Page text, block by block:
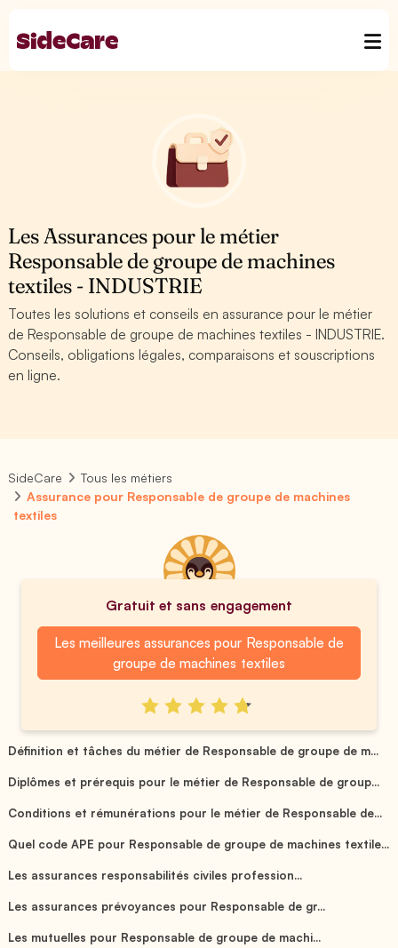
Les Assurances pour le métier
Responsable de groupe de machines
textiles - INDUSTRIE
Toutes les solutions et conseils en assurance pour le métier
de Responsable de groupe de machines textiles - INDUSTRIE.
Conseils, obligations légales, comparaisons et souscriptions
en ligne.
SideCare
Tous les métiers
Assurance pour Responsable de groupe de machines
textiles
Gratuit et sans engagement
Les meilleures assurances pour Responsable de
groupe de machines textiles
Définition et tâches du métier de Responsable de groupe de m...
Diplômes et prérequis pour le métier de Responsable de group...
Conditions et rémunérations pour le métier de Responsable de...
Quel code APE pour Responsable de groupe de machines textile...
Les assurances responsabilités civiles profession...
Les assurances prévoyances pour Responsable de gr...
Les mutuelles pour Responsable de groupe de machi...